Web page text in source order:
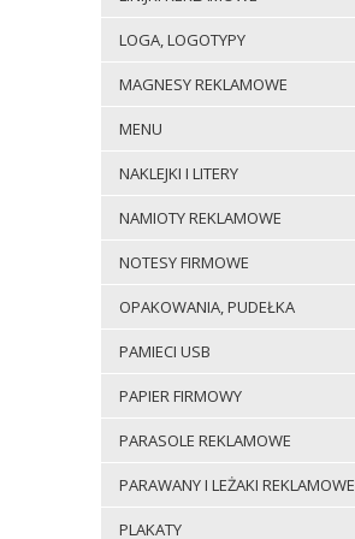
LOGA, LOGOTYPY
MAGNESY REKLAMOWE
MENU
NAKLEJKI I LITERY
NAMIOTY REKLAMOWE
NOTESY FIRMOWE
OPAKOWANIA, PUDEŁKA
PAMIECI USB
PAPIER FIRMOWY
PARASOLE REKLAMOWE
PARAWANY I LEŻAKI REKLAMOWE
PLAKATY